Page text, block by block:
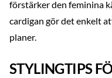
förstärker den feminina
cardigan gör det enkelt
planer.
STYLINGTIPS